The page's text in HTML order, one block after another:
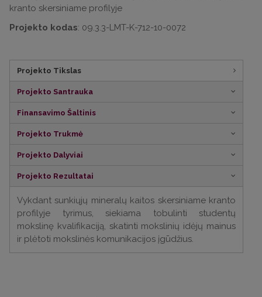
kranto skersiniame profilyje
Projekto kodas: 09.3.3-LMT-K-712-10-0072
Projekto Tikslas
Projekto Santrauka
Finansavimo Šaltinis
Projekto Trukmė
Projekto Dalyviai
Projekto Rezultatai
Vykdant sunkiųjų mineralų kaitos skersiniame kranto
profilyje tyrimus, siekiama tobulinti studentų
mokslinę kvalifikaciją, skatinti mokslinių idėjų mainus
ir plėtoti mokslinės komunikacijos įgūdžius.